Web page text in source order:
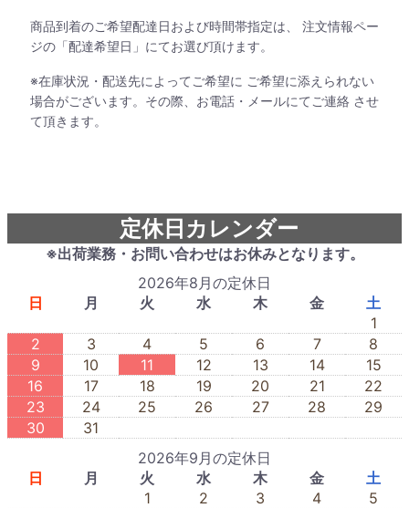
商品到着のご希望配達日および時間帯指定は、 注文情報ペー
ジの「配達希望日」にてお選び頂けます。
※在庫状況・配送先によってご希望に ご希望に添えられない
場合がございます。その際、お電話・メールにてご連絡 させ
て頂きます。
定休日カレンダー
※出荷業務・お問い合わせはお休みとなります。
2026年8月の定休日
日
月 火 水 木 金
土
1
2
3 4 5 6 7
8
9
10 11 12 13 14
15
16
17 18 19 20 21
22
23
24 25 26 27 28
29
30
31
2026年9月の定休日
日
月 火 水 木 金
土
1
2 3 4
5